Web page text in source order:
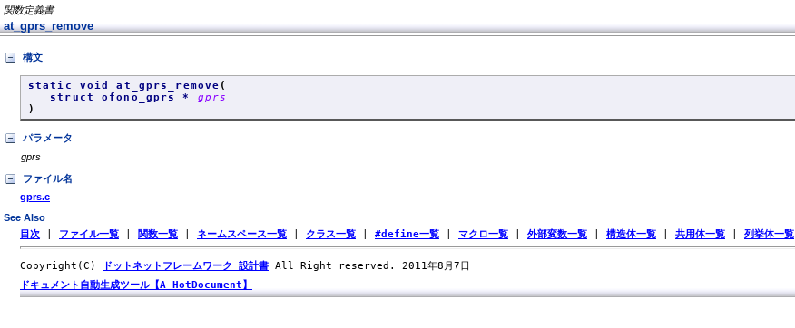
関数定義書
at_gprs_remove
構文
static void at_gprs_remove (
struct ofono_gprs * gprs
)
パラメータ
gprs
ファイル名
gprs.c
See Also
目次 ファイル一覧 関数一覧 ネームスペース一覧 クラス一覧 #define一覧 マクロ一覧 外部変数一覧 構造体一覧 共用体一覧 列挙体一覧
Copyright(C) ドットネットフレームワーク 設計書 All Right reserved. 2011年8月7日
ドキュメント自動生成ツール【A HotDocument】